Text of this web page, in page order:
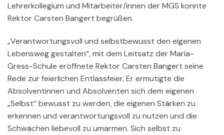
Lehrerkollegium und Mitarbeiter/innen der MGS konnte
Rektor Carsten Bangert begrüßen.
„Verantwortungsvoll und selbstbewusst den eigenen
Lebensweg gestalten“, mit dem Leitsatz der Maria-
Gress-Schule eröffnete Rektor Carsten Bangert seine
Rede zur feierlichen Entlassfeier. Er ermutigte die
Absolventinnen und Absolventen sich dem eigenen
„Selbst“ bewusst zu werden, die eigenen Stärken zu
erkennen und verantwortungsvoll zu nutzen und die
Schwächen liebevoll zu umarmen. Sich selbst zu